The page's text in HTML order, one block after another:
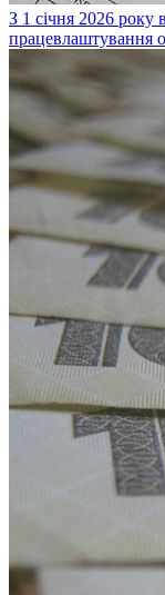
З 1 січня 2026 року
працевлаштування